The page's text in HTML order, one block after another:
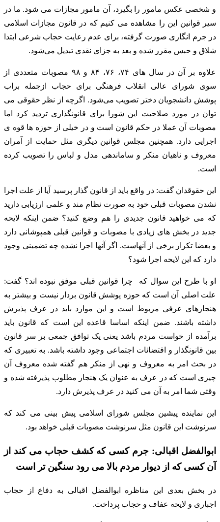
و شخصی عکس مامور را بگیرد، آن مامور مجازات می شود. ما در
سیر قوانین این را مشاهده می کنیم که در قانون مجازات اسلامی
در جرم انگاری صورت گرفته، برای عدم رعایت حجاب شرعی ابتدا
شلاق و حبس مقرر شده و بعد به جزای نقدی تبدیل می‌شود.
علاوه بر آن در سال های ۷۴، ۷۶، ۸۴ و ۹۸ مصوبات متعددی از
سوی شورای عالی انقلاب فرهنگی برای حجاب ازجمله براب
پوشش دانشجویان دختر تصویب می‌شود. اگرچه از نظر حقوقی می
توان در مورد صلاحیت این شورا برای قانونگذاری تردید کرد اما
مصوبات آن عملا در حکم قانون است و در خیلی از حوزه ها قوه ی
اجرایی دارد. همچنین مجلس قوانین دیگری مثل حمایت از آمران
معروف و ناهیان منکر و ساماندهی مدل و لباس را تصویب کرده
است.
این حقوقدان گفت: در واقع باید از قانون گذار پرسید آیا از علت اجرا
نشدن مصوبات قبلی خود به صورت نظام مند و علمی ارزیابی دارید
که می خواهید قانون جدیدی را هم وضع کنید؟ ضمن اینکه لایحه
جدید در بخش های زیادی با مصوبات و قوانین قبلی همپوشانی دارد
و بعضا تکرار برخی از آنهاست. اگر آنها اجرا نشده چه تضمینی وجود
دارد که این لایحه اجرا شود؟
او با طرح این سوال که چرا قوانین قبلی موفق نبوده اند؟ گفت:
علت اصلی آن است که حوزه پوشش قانون بردار نیست و بیشتر به
هنجار‌های عرفی مربوط است و این موارد باید در عرف پذیرش
داشته باشند. ضمن اینکه اساسا قاعده این است که قانون باید
برآمده از خواست مردم باشد یعنی یک توافق جمعی بر سر قانون
بین قانونگذار و اقتضائات اجتماعی وجود داشته باشد. به تعبیری که
در بحث امر به معروف و نهی از منکر هم گفته شده معروف آن
چیزی است که در عرف به عنوان یک هنجار مطلوب پذیرفته شده و
وقتی شما امر به آن می کنید در عرف پذیرش دارد.
این نماینده پیشین مجلس شورای اسلامی پیش بینی می کند که
سرنوشت این قانون مثل سرنوشت مصوبات قبلی خواهد بود.
ابوالفضل اقبالی: جرم کسی که کشف حجاب می کند از
آن کسی که از دیوار مردم بالا می رود سنگین تر است
در بخش بعدی این مناظره ابوالفضل اقبالی به دفاع از حجاب
اجباری و لایحه عفاف و حجاب پرداخت.